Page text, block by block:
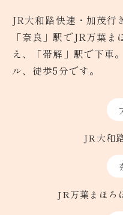
JR大和路快速・加茂行
「奈良」駅でJR万葉
え、「帯解」駅で下車
ル、徒歩5分です。
JR大和
JR万葉まほろ